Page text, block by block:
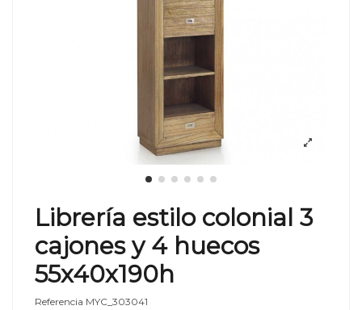
Librería estilo colonial 3
cajones y 4 huecos
55x40x190h
Referencia MYC_303041